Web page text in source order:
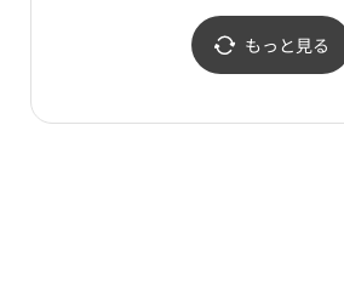
ン（東大門）店(데무 현
대아울렛 동대문점)
점)
もっと見る